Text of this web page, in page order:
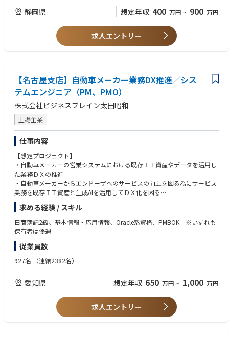
・業務改革における業務分析（ビジネスプロセスマネジメント）
・顧客とのパートナーシップの推進
【取り組み事例】
■DX/ITコンサルティング
・製造業 スマートファクトリー化推進支援
売上高数兆円を超える大手製造業にて、製造工程の自動化を実現するため
のスマートファクトリー化プロジェクトを支援。各種業務の将来構想策定
～ITソリューション導入支援～実行定着化支援の他、データマネジメント
構想策定等まで幅広く支援。
■人財開発
・情報通信業 DX人材育成支
DXを推進できる人材を育成するための研修プログラムの開発及び社員研修
を実施。
短期的な研修だけでなく中長期にわたる育成プログラム開発を支援。
■ビジネスコンサルティング
・製造業 全社業務改革支援
市場における競争力強化のため全社での業務再構築を支援。販売・購買・
生産・物流・財務会計といった幅広い領域で、業務分析～課題抽出～ある
べき業務設計～改革の実行推進を支援。
＜部門の特徴＞
「変革」を創り出すプロフェッショナル集団です。
「変革」を創り出す力を付けていくことは、LTSにとっても、市場にとっ
ても今後ますます重要になっていきます。LTSはアジアで5本指に入るブラ
ンドを目指すことを標榜しており、それを実現するためにもこれから更な
る事業変革を力強く推進していく必要があります。市場には、想いはある
・クライアントやチームメンバと信頼関係を築いてPJを推進するコミュニ
ケーション能力をお持ちの方
・論理的思考能力、チームワーク能力に長けた方
・MS365（特にPowerPoint、Excel）を不自由なく使いこなせるスキルを
【歓迎要件】
・IT化構想・企画プロジェクト、BPRプロジェクト、業務システム導入プ
ロジェクトなどのコンサルティング業務経験
・RPA・OCR・ノーコード開発ツールなどDXを促進するツールの導入・活
用経験
・特定スキルをお持ちの方（EA、BPMなど)
・特定資格をお持ちの方（PMP、応用情報処理試験など)
・英語がビジネスレベルにおいて不自由なく使いこなせるレベルの方
静岡県 想定年収 400 万円 ~ 900 万円
求人エントリー
【名古屋支店】自動車メーカー業務DX推進／シス
テムエンジニア（PM、PMO）
株式会社ビジネスブレイン太田昭和
上場企業
仕事内容
【想定プロジェクト】
・自動車メーカーの営業システムにおける既存ＩＴ資産やデータを活用し
た業務ＤＸの推進
・自動車メーカーからエンドーザへのサービスの向上を図る為にサービス
業務を既存ＩＴ資産と生成AIを活用してＤＸ化を図る
※プロジェクトの場所：名古屋支店/豊田市のハイブリッド
【プロジェクト人数】10~15名
【開発環境】想定
【コード品質のための取り組み】CI/CD
【開発手法】
ウォーターフォール/アジャイルスクラム
Jira/Teams
【配属事業部の紹介】
自動車メーカーのお客様に対して、主に管理会計領域での提案、開発、導
求める経験 / スキル
日商簿記2級、基本情報・応用情報、Oracle系資格、PMBOK ※いずれも
保有者は優遇
従業員数
927名 （連結2382名）
愛知県 想定年収 650 万円 ~ 1,000 万円
求人エントリー